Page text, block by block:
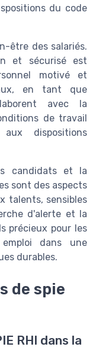
du code
être des salariés.
et sécurisé est
motivé et
en tant que
avec la
de travail
dispositions
candidats et la
sont des aspects
talents, sensibles
d'alerte et la
précieux pour les
dans une
durables.
de spie
RHI dans la